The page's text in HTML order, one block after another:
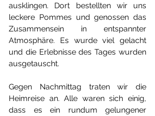
ausklingen. Dort bestellten wir uns
leckere Pommes und genossen das
Zusammensein in entspannter
Atmosphäre. Es wurde viel gelacht
und die Erlebnisse des Tages wurden
ausgetauscht.
Gegen Nachmittag traten wir die
Heimreise an. Alle waren sich einig,
dass es ein rundum gelungener